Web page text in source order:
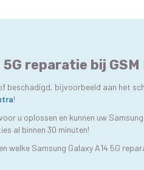
5G reparatie bij
beschadigd, bijvoorbeeld aan het
!
u oplossen en kunnen uw
al binnen 30 minuten!
welke Samsung Galaxy A14 5G